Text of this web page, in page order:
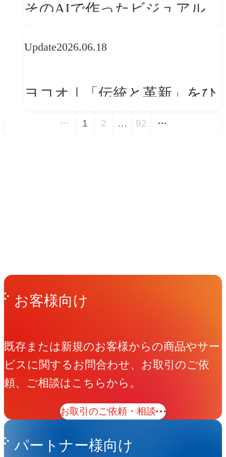
そのAIで作ったビジュアル、
せんか？
Update2026.06.18
ヨコオ｜「伝統と革新」をひ
とつの世界観に──新VIを体
1 2 … 92
Get in Touchお問い合わせ
お客様向け
既存または新規のお客様からの商品やサー
ビスに関するお問合わせ、お取引のご依
頼、ご相談はこちらから。
お取引のご依頼・相談
パートナー様向け